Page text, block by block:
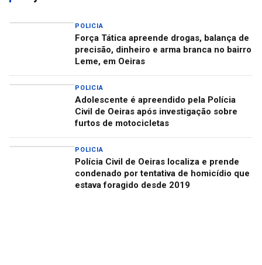
POLICIA
Força Tática apreende drogas, balança de
precisão, dinheiro e arma branca no bairro
Leme, em Oeiras
POLICIA
Adolescente é apreendido pela Polícia
Civil de Oeiras após investigação sobre
furtos de motocicletas
POLICIA
Polícia Civil de Oeiras localiza e prende
condenado por tentativa de homicídio que
estava foragido desde 2019